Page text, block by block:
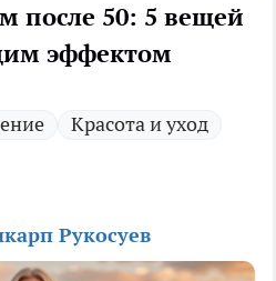
после 50: 5 вещей
эффектом
Красота и уход
Рукосуев